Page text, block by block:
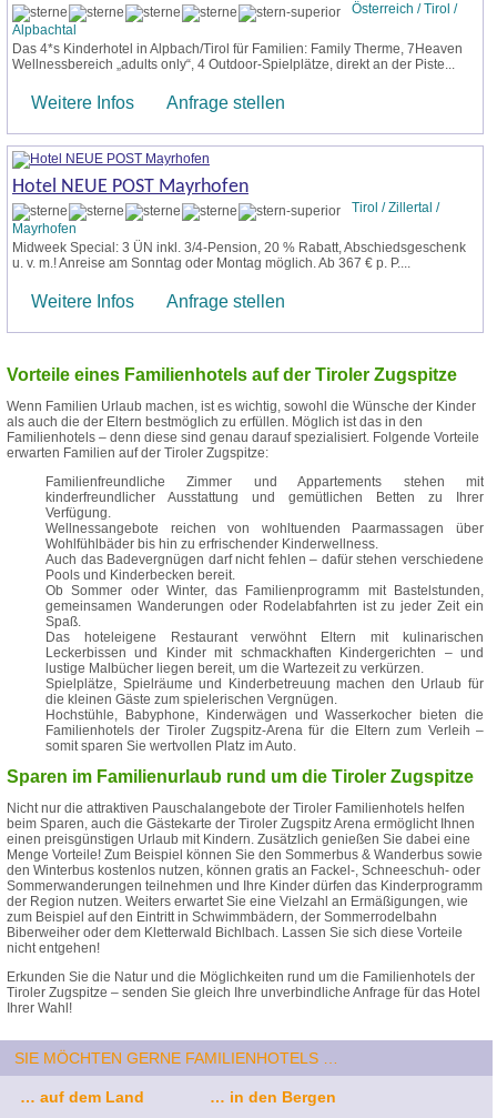
Österreich / Tirol /
Alpbachtal
Das 4*s Kinderhotel in Alpbach/Tirol für Familien: Family Therme, 7Heaven
Wellnessbereich „adults only“, 4 Outdoor-Spielplätze, direkt an der Piste...
Weitere Infos Anfrage stellen
Hotel NEUE POST Mayrhofen
Tirol / Zillertal /
Mayrhofen
Midweek Special: 3 ÜN inkl. 3/4-Pension, 20 % Rabatt, Abschiedsgeschenk
u. v. m.! Anreise am Sonntag oder Montag möglich. Ab 367 € p. P....
Weitere Infos Anfrage stellen
Vorteile eines Familienhotels auf der Tiroler Zugspitze
Wenn Familien Urlaub machen, ist es wichtig, sowohl die Wünsche der Kinder
als auch die der Eltern bestmöglich zu erfüllen. Möglich ist das in den
Familienhotels – denn diese sind genau darauf spezialisiert. Folgende Vorteile
erwarten Familien auf der Tiroler Zugspitze:
Familienfreundliche Zimmer und Appartements stehen mit
kinderfreundlicher Ausstattung und gemütlichen Betten zu Ihrer
Verfügung.
Wellnessangebote reichen von wohltuenden Paarmassagen über
Wohlfühlbäder bis hin zu erfrischender Kinderwellness.
Auch das Badevergnügen darf nicht fehlen – dafür stehen verschiedene
Pools und Kinderbecken bereit.
Ob Sommer oder Winter, das Familienprogramm mit Bastelstunden,
gemeinsamen Wanderungen oder Rodelabfahrten ist zu jeder Zeit ein
Spaß.
Das hoteleigene Restaurant verwöhnt Eltern mit kulinarischen
Leckerbissen und Kinder mit schmackhaften Kindergerichten – und
lustige Malbücher liegen bereit, um die Wartezeit zu verkürzen.
Spielplätze, Spielräume und Kinderbetreuung machen den Urlaub für
die kleinen Gäste zum spielerischen Vergnügen.
Hochstühle, Babyphone, Kinderwägen und Wasserkocher bieten die
Familienhotels der Tiroler Zugspitz-Arena für die Eltern zum Verleih –
somit sparen Sie wertvollen Platz im Auto.
Sparen im Familienurlaub rund um die Tiroler Zugspitze
Nicht nur die attraktiven Pauschalangebote der Tiroler Familienhotels helfen
beim Sparen, auch die Gästekarte der Tiroler Zugspitz Arena ermöglicht Ihnen
einen preisgünstigen Urlaub mit Kindern. Zusätzlich genießen Sie dabei eine
Menge Vorteile! Zum Beispiel können Sie den Sommerbus & Wanderbus sowie
den Winterbus kostenlos nutzen, können gratis an Fackel-, Schneeschuh- oder
Sommerwanderungen teilnehmen und Ihre Kinder dürfen das Kinderprogramm
der Region nutzen. Weiters erwartet Sie eine Vielzahl an Ermäßigungen, wie
zum Beispiel auf den Eintritt in Schwimmbädern, der Sommerrodelbahn
Biberweiher oder dem Kletterwald Bichlbach. Lassen Sie sich diese Vorteile
nicht entgehen!
Erkunden Sie die Natur und die Möglichkeiten rund um die Familienhotels der
Tiroler Zugspitze – senden Sie gleich Ihre unverbindliche Anfrage für das Hotel
Ihrer Wahl!
SIE MÖCHTEN GERNE FAMILIENHOTELS …
… auf dem Land
… in den Bergen